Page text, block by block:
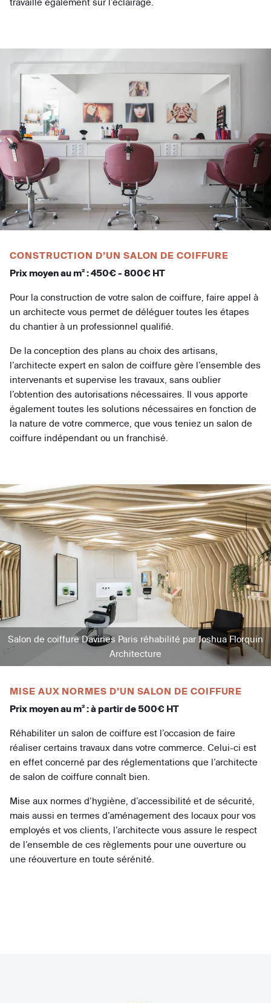
CONSTRUCTION D’UN SALON DE COIFFURE
Prix moyen au m² : 450€ - 800€ HT
Pour la construction de votre salon de coiffure, faire appel à
un architecte vous permet de déléguer toutes les étapes
du chantier à un professionnel qualifié.
De la conception des plans au choix des artisans,
l’architecte expert en salon de coiffure gère l’ensemble des
intervenants et supervise les travaux, sans oublier
l’obtention des autorisations nécessaires. Il vous apporte
également toutes les solutions nécessaires en fonction de
la nature de votre commerce, que vous teniez un salon de
coiffure indépendant ou un franchisé.
MISE AUX NORMES D’UN SALON DE COIFFURE
Prix moyen au m² : à partir de 500€ HT
Réhabiliter un salon de coiffure est l’occasion de faire
réaliser certains travaux dans votre commerce. Celui-ci est
en effet concerné par des réglementations que l’architecte
de salon de coiffure connaît bien.
Mise aux normes d’hygiène, d’accessibilité et de sécurité,
mais aussi en termes d’aménagement des locaux pour vos
employés et vos clients, l’architecte vous assure le respect
de l’ensemble de ces règlements pour une ouverture ou
une réouverture en toute sérénité.
Salon de coiffure Davines Paris réhabilité par Joshua Florquin
Architecture